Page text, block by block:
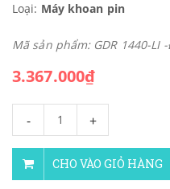
Loại: Máy khoan pin
Mã sản phẩm: GDR 1440-LI
3.367.000₫
- +
CHO VÀO GIỎ HÀNG